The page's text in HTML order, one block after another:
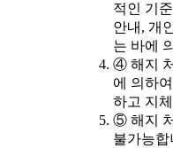
적인 기
안내, 개
는 바에
④ 해지
에 의하
하고 지
⑤ 해지
불가능합